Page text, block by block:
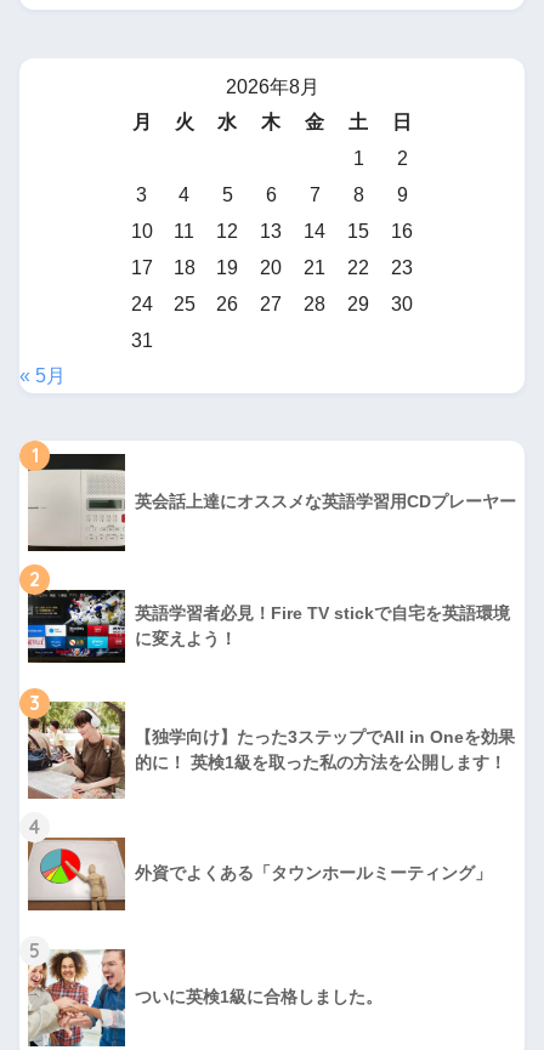
2026年8月
月
火 水 木 金 土
日
1
2
3
4 5 6 7 8
9
10
11 12 13 14 15
16
17
18 19 20 21 22
23
24
25 26 27 28 29
30
31
« 5月
1
英会話上達にオススメな英語学習用CDプレーヤー
2
英語学習者必見！Fire TV stickで自宅を英語環境
に変えよう！
3
【独学向け】たった3ステップでAll in Oneを効果
的に！ 英検1級を取った私の方法を公開します！
4
外資でよくある「タウンホールミーティング」
5
ついに英検1級に合格しました。